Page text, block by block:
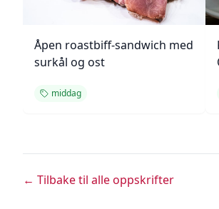
Åpen roastbiff-sandwich med
surkål og ost
middag
← Tilbake til alle oppskrifter